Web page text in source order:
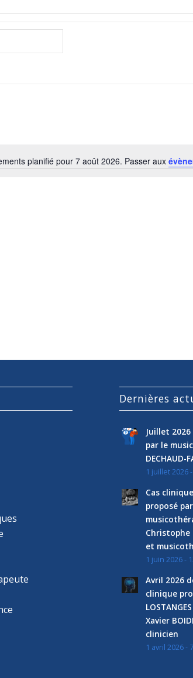
Notice
planifié pour 7 août 2026. Passer aux
Dernières
Juillet
par le
DECHAUD-
1 juillet 2026
Cas
proposé
Christophe
et
1 juin 2026 -
Avril 2026
clinique
Xavier
clinicien
1 avril 2026 -